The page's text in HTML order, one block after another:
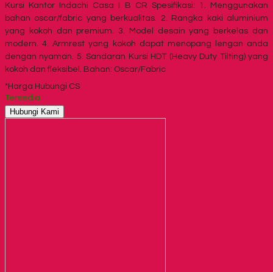
Kursi Kantor Indachi Casa I B CR Spesifikasi: 1. Menggunakan
bahan oscar/fabric yang berkualitas. 2. Rangka kaki aluminium
yang kokoh dan premium. 3. Model desain yang berkelas dan
modern. 4. Armrest yang kokoh dapat menopang lengan anda
dengan nyaman. 5. Sandaran Kursi HDT (Heavy Duty Tilting) yang
kokoh dan fleksibel. Bahan: Oscar/Fabric
*Harga Hubungi CS
Tersedia
Hubungi Kami